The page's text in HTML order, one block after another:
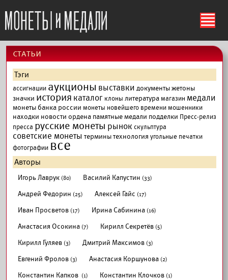
ś
cтатьи
Тэги
ассигнации аукционы выставки документыжетоны
значки история каталог клоны литературамагазин медали
монеты банка россии монеты новейшего временимошенники
находки новости ордена памятные медали подделки Пресс-релиз
пресса русские монеты рынок скульптура
советские монеты терминытехнология угольные печатки
фотографии все
Авторы
Игорь Лаврук (80) Василий Капустин (33)
Андрей Федорин (25) Алексей Гайс (17)
Иван Просветов (17) Ирина Сабинина (16)
Анастасия Осокина (7) Кирилл Секретёв (5)
Кирилл Гуляев (3) Дмитрий Максимов (3)
Евгений Фролов (3) Анастасия Коршунова (2)
Константин Капков (1) Константин Клочков (1)